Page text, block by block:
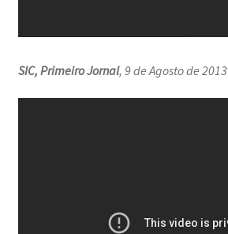
SIC, Primeiro Jornal, 9 de Agosto de 2013